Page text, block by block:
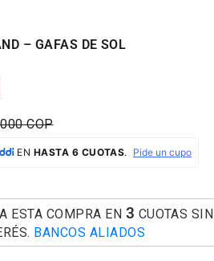
– GAFAS DE SOL
NORMAL
COP
ESTA COMPRA EN 3 CUOTAS SIN
BANCOS ALIADOS